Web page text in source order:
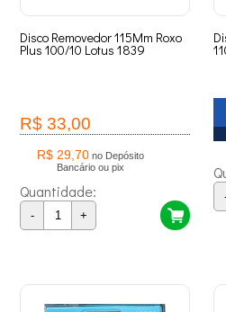
Disco Removedor 115Mm Roxo
Plus 100/10 Lotus 1839
R$ 33,00
R$ 29,70 no Depósito
Bancário ou pix
Quantidade:
- +